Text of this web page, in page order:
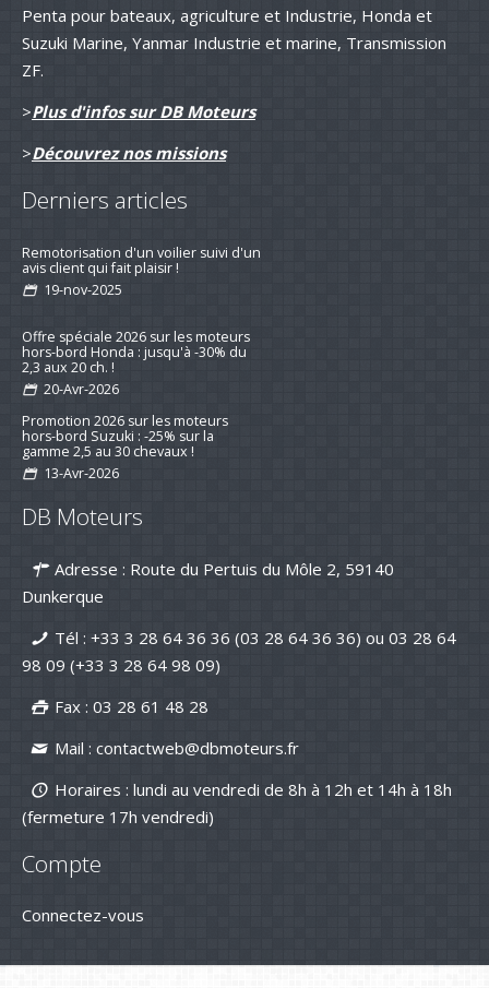
Penta pour bateaux, agriculture et Industrie, Honda et
Suzuki Marine, Yanmar Industrie et marine, Transmission
ZF.
>Plus d'infos sur DB Moteurs
>Découvrez nos missions
Derniers articles
Remotorisation d'un voilier suivi d'un
avis client qui fait plaisir !
19-nov-2025
Offre spéciale 2026 sur les moteurs
hors-bord Honda : jusqu'à -30% du
2,3 aux 20 ch. !
20-Avr-2026
Promotion 2026 sur les moteurs
hors-bord Suzuki : -25% sur la
gamme 2,5 au 30 chevaux !
13-Avr-2026
Préparez la saison 2026 : jusqu’à -15
% sur les kits d’entretien pour
Nouvelle série "Stealth Line" chez
Suzuki Marine : Disponible dès
26-Jan-2026
DB Moteurs vous souhaite une
projets motorisés !
DB Moteurs
Adresse : Route du Pertuis du Môle 2, 59140
Dunkerque
Tél : +33 3 28 64 36 36 (03 28 64 36 36) ou 03 28 64
98 09 (+33 3 28 64 98 09)
Fax : 03 28 61 48 28
Mail : contactweb@dbmoteurs.fr
Horaires : lundi au vendredi de 8h à 12h et 14h à 18h
(fermeture 17h vendredi)
Compte
Connectez-vous